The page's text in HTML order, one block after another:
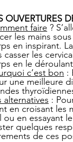
OUVERTURES
faire ?
les mains
en inspirant.
casser les
en le
c’est bon :
une meilleure
alternatives :
en croisant les
ou en essayant
quelques
de ces